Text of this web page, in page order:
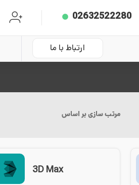
02632522280
ارتباط با ما
مرتب سازی بر اساس
3D Max